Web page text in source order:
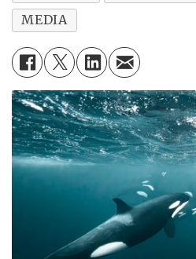
Språkforskeren Pia
artikkel på
VG skrev om
engelski 2021.
Vi hentet tall for
Statistisk sentralbyrå
Engelsk er det
og unge på tv,
MEDIA